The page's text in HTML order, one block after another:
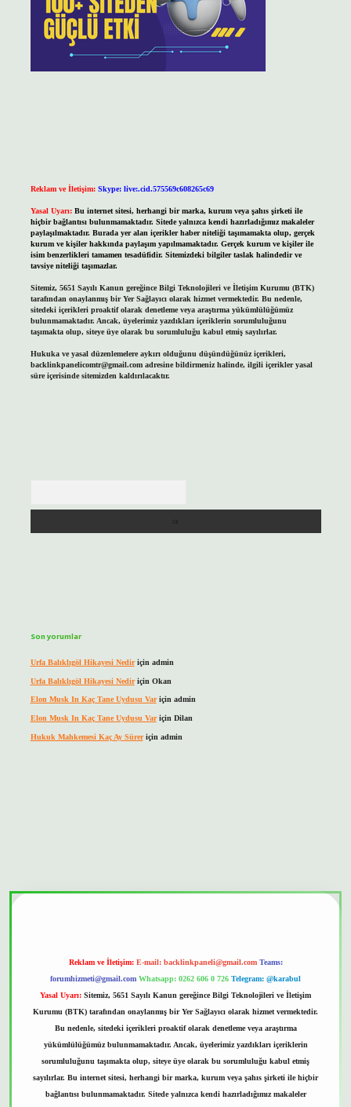
Reklam ve İletişim: Skype: live:.cid.575569c608265c69
Yasal Uyarı: Bu internet sitesi, herhangi bir marka, kurum veya şahıs şirketi ile
hiçbir bağlantısı bulunmamaktadır. Sitede yalnızca kendi hazırladığımız makaleler
paylaşılmaktadır. Burada yer alan içerikler haber niteliği taşımamakta olup, gerçek
kurum ve kişiler hakkında paylaşım yapılmamaktadır. Gerçek kurum ve kişiler ile
isim benzerlikleri tamamen tesadüfidir. Sitemizdeki bilgiler taslak halindedir ve
tavsiye niteliği taşımazlar.
Sitemiz, 5651 Sayılı Kanun gereğince Bilgi Teknolojileri ve İletişim Kurumu (BTK)
tarafından onaylanmış bir Yer Sağlayıcı olarak hizmet vermektedir. Bu nedenle,
sitedeki içerikleri proaktif olarak denetleme veya araştırma yükümlülüğümüz
bulunmamaktadır. Ancak, üyelerimiz yazdıkları içeriklerin sorumluluğunu
taşımakta olup, siteye üye olarak bu sorumluluğu kabul etmiş sayılırlar.
Hukuka ve yasal düzenlemelere aykırı olduğunu düşündüğünüz içerikleri,
backlinkpanelicomtr@gmail.comadresine bildirmeniz halinde, ilgili içerikler yasal
süre içerisinde sitemizden kaldırılacaktır.
Son yorumlar
Urfa Balıklıgöl Hikayesi Nediriçin admin
Urfa Balıklıgöl Hikayesi Nediriçin Okan
Elon Musk In Kaç Tane Uydusu Variçin admin
Elon Musk In Kaç Tane Uydusu Variçin Dilan
Hukuk Mahkemesi Kaç Ay Süreriçin admin
Reklam ve İletişim: E-mail: backlinkpaneli@gmail.com Teams:
forumhizmeti@gmail.com Whatsapp: 0262 606 0 726 Telegram: @karabul
Yasal Uyarı: Sitemiz, 5651 Sayılı Kanun gereğince Bilgi Teknolojileri ve İletişim
Kurumu (BTK) tarafından onaylanmış bir Yer Sağlayıcı olarak hizmet vermektedir.
Bu nedenle, sitedeki içerikleri proaktif olarak denetleme veya araştırma
yükümlülüğümüz bulunmamaktadır. Ancak, üyelerimiz yazdıkları içeriklerin
sorumluluğunu taşımakta olup, siteye üye olarak bu sorumluluğu kabul etmiş
sayılırlar. Bu internet sitesi, herhangi bir marka, kurum veya şahıs şirketi ile hiçbir
bağlantısı bulunmamaktadır. Sitede yalnızca kendi hazırladığımız makaleler